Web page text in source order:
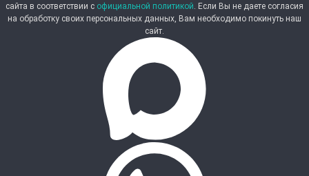
сайта в соответствии с официальной политикой. Если Вы не даете согласия
на обработку своих персональных данных, Вам необходимо покинуть наш
сайт.